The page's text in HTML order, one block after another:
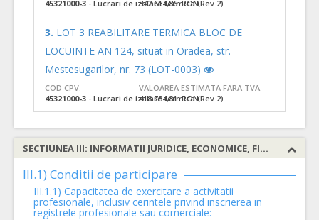
45321000-3 - Lucrari de izolare termica (Rev.2)
342.614,86 RON
3. LOT 3 REABILITARE TERMICA BLOC DE
LOCUINTE AN 124, situat in Oradea, str.
Mestesugarilor, nr. 73 (LOT-0003)
COD CPV:
45321000-3 - Lucrari de izolare termica (Rev.2)
VALOAREA ESTIMATA FARA TVA:
418.784,81 RON
SECTIUNEA III: INFORMATII JURIDICE, ECONOMICE, FINANCIARE SI TEHNICE
III.1) Conditii de participare
III.1.1) Capacitatea de exercitare a activitatii
profesionale, inclusiv cerintele privind inscrierea in
registrele profesionale sau comerciale: